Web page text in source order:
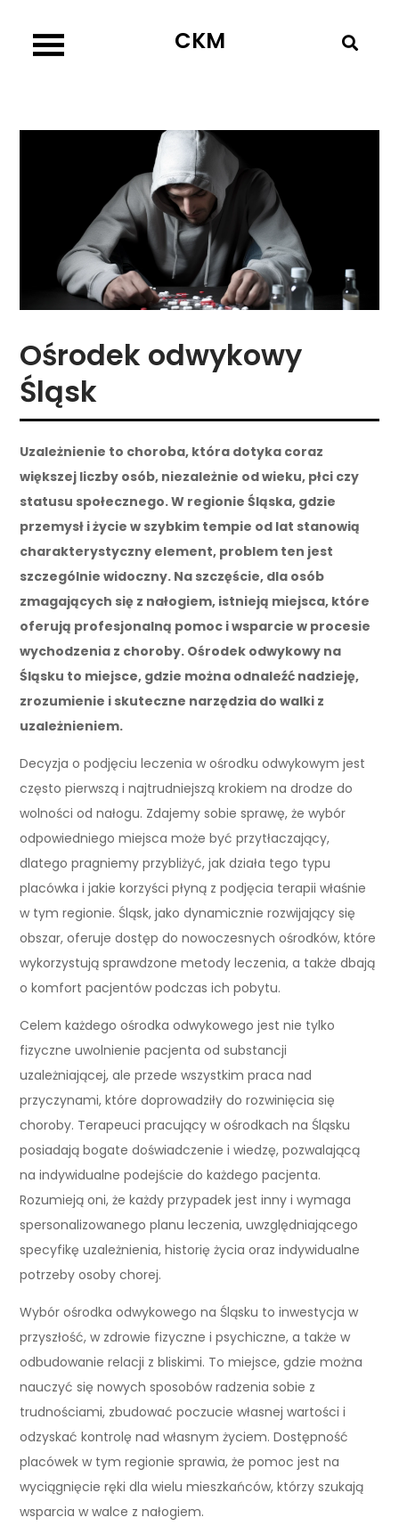
content
CKM
Ośrodek odwykowy
Śląsk
Uzależnienie to choroba, która dotyka coraz
większej liczby osób, niezależnie od wieku, płci czy
statusu społecznego. W regionie Śląska, gdzie
przemysł i życie w szybkim tempie od lat stanowią
charakterystyczny element, problem ten jest
szczególnie widoczny. Na szczęście, dla osób
zmagających się z nałogiem, istnieją miejsca, które
oferują profesjonalną pomoc i wsparcie w procesie
wychodzenia z choroby. Ośrodek odwykowy na
Śląsku to miejsce, gdzie można odnaleźć nadzieję,
zrozumienie i skuteczne narzędzia do walki z
uzależnieniem.
Decyzja o podjęciu leczenia w ośrodku odwykowym jest
często pierwszą i najtrudniejszą krokiem na drodze do
wolności od nałogu. Zdajemy sobie sprawę, że wybór
odpowiedniego miejsca może być przytłaczający,
dlatego pragniemy przybliżyć, jak działa tego typu
placówka i jakie korzyści płyną z podjęcia terapii właśnie
w tym regionie. Śląsk, jako dynamicznie rozwijający się
obszar, oferuje dostęp do nowoczesnych ośrodków, które
wykorzystują sprawdzone metody leczenia, a także dbają
o komfort pacjentów podczas ich pobytu.
Celem każdego ośrodka odwykowego jest nie tylko
fizyczne uwolnienie pacjenta od substancji
uzależniającej, ale przede wszystkim praca nad
przyczynami, które doprowadziły do rozwinięcia się
choroby. Terapeuci pracujący w ośrodkach na Śląsku
posiadają bogate doświadczenie i wiedzę, pozwalającą
na indywidualne podejście do każdego pacjenta.
Rozumieją oni, że każdy przypadek jest inny i wymaga
spersonalizowanego planu leczenia, uwzględniającego
specyfikę uzależnienia, historię życia oraz indywidualne
potrzeby osoby chorej.
Wybór ośrodka odwykowego na Śląsku to inwestycja w
przyszłość, w zdrowie fizyczne i psychiczne, a także w
odbudowanie relacji z bliskimi. To miejsce, gdzie można
nauczyć się nowych sposobów radzenia sobie z
trudnościami, zbudować poczucie własnej wartości i
odzyskać kontrolę nad własnym życiem. Dostępność
placówek w tym regionie sprawia, że pomoc jest na
wyciągnięcie ręki dla wielu mieszkańców, którzy szukają
wsparcia w walce z nałogiem.